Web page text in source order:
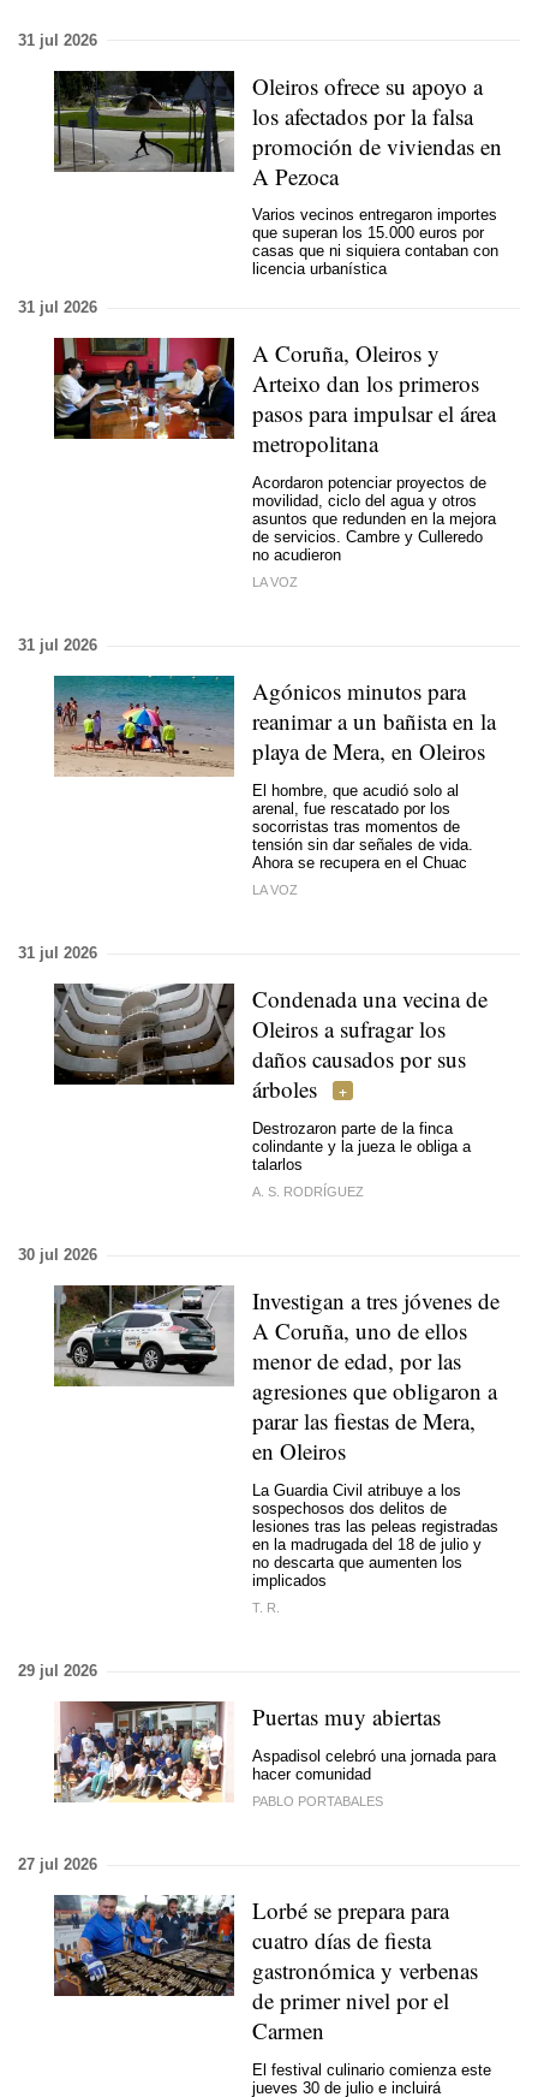
31 jul 2026
Oleiros ofrece su apoyo a
los afectados por la falsa
promoción de viviendas en
A Pezoca
Varios vecinos entregaron importes
que superan los 15.000 euros por
casas que ni siquiera contaban con
licencia urbanística
31 jul 2026
A Coruña, Oleiros y
Arteixo dan los primeros
pasos para impulsar el área
metropolitana
Acordaron potenciar proyectos de
movilidad, ciclo del agua y otros
asuntos que redunden en la mejora
de servicios. Cambre y Culleredo
no acudieron
LA VOZ
31 jul 2026
Agónicos minutos para
reanimar a un bañista en la
playa de Mera, en Oleiros
El hombre, que acudió solo al
arenal, fue rescatado por los
socorristas tras momentos de
tensión sin dar señales de vida.
Ahora se recupera en el Chuac
LA VOZ
31 jul 2026
Condenada una vecina de
Oleiros a sufragar los
daños causados por sus
árboles
Destrozaron parte de la finca
colindante y la jueza le obliga a
talarlos
A. S. RODRÍGUEZ
30 jul 2026
Investigan a tres jóvenes de
A Coruña, uno de ellos
menor de edad, por las
agresiones que obligaron a
parar las fiestas de Mera,
en Oleiros
La Guardia Civil atribuye a los
sospechosos dos delitos de
lesiones tras las peleas registradas
en la madrugada del 18 de julio y
no descarta que aumenten los
implicados
T. R.
29 jul 2026
Puertas muy abiertas
Aspadisol celebró una jornada para
hacer comunidad
PABLO PORTABALES
27 jul 2026
Lorbé se prepara para
cuatro días de fiesta
gastronómica y verbenas
de primer nivel por el
Carmen
El festival culinario comienza este
jueves 30 de julio e incluirá